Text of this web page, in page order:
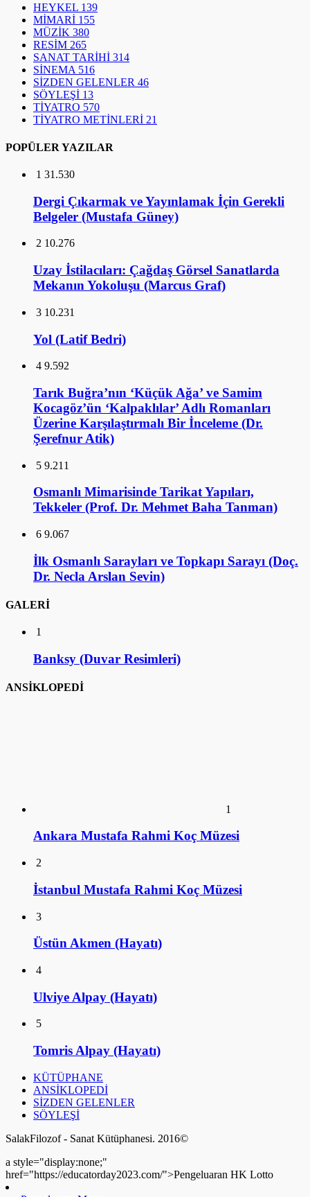
HEYKEL 139
MİMARİ 155
MÜZİK 380
RESİM 265
SANAT TARİHİ 314
SİNEMA 516
SİZDEN GELENLER 46
SÖYLEŞİ 13
TİYATRO 570
TİYATRO METİNLERİ 21
POPÜLER YAZILAR
1 31.530
Dergi Çıkarmak ve Yayınlamak İçin Gerekli
Belgeler (Mustafa Güney)
2 10.276
Uzay İstilacıları: Çağdaş Görsel Sanatlarda
Mekanın Yokoluşu (Marcus Graf)
3 10.231
Yol (Latif Bedri)
4 9.592
Tarık Buğra’nın ‘Küçük Ağa’ ve Samim
Kocagöz’ün ‘Kalpaklılar’ Adlı Romanları
Üzerine Karşılaştırmalı Bir İnceleme (Dr.
Şerefnur Atik)
5 9.211
Osmanlı Mimarisinde Tarikat Yapıları,
Tekkeler (Prof. Dr. Mehmet Baha Tanman)
6 9.067
İlk Osmanlı Sarayları ve Topkapı Sarayı (Doç.
Dr. Necla Arslan Sevin)
GALERİ
1
Banksy (Duvar Resimleri)
ANSİKLOPEDİ
1
Ankara Mustafa Rahmi Koç Müzesi
2
İstanbul Mustafa Rahmi Koç Müzesi
3
Üstün Akmen (Hayatı)
4
Ulviye Alpay (Hayatı)
5
Tomris Alpay (Hayatı)
KÜTÜPHANE
ANSİKLOPEDİ
SİZDEN GELENLER
SÖYLEŞİ
SalakFilozof - Sanat Kütüphanesi. 2016©
a style="display:none;"
href="https://educatorday2023.com/">Pengeluaran HK Lotto